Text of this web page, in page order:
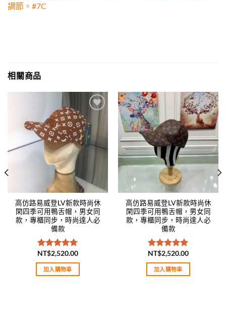
調節。#7C
相關商品
Add to
wishlist
高仿路易威登LV新款時尚休
閑四季可用鴨舌帽，男女同
款，專櫃同步，時尚達人必
備款
評分5.00
滿分 5
NT$2,520.00
加入購物車
Add to
wishlist
高仿路易威登LV新款時尚休
閑四季可用鴨舌帽，男女同
款，專櫃同步，時尚達人必
備款
評分5.00
滿分 5
NT$2,520.00
加入購物車